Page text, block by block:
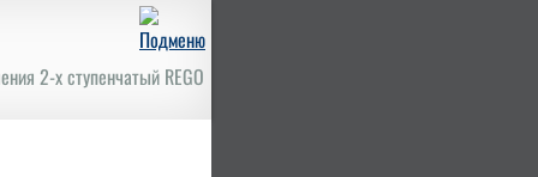
2-х ступенчатый REGO